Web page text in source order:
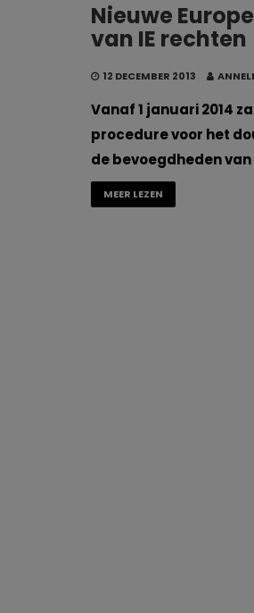
Nieuwe
van IE rechten
12 DECEMBER 2013
Vanaf 1 januari 2014
procedure voor het
de bevoegdheden
MEER LEZEN